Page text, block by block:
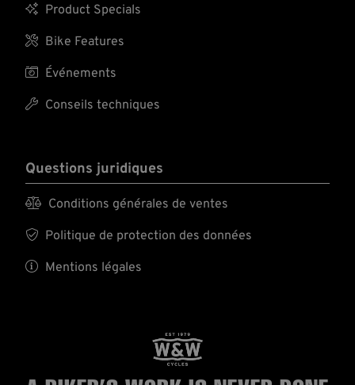
 Product Specials
 Bike Features
 Événements
 Conseils techniques
Questions juridiques
 Conditions générales de ventes
 Politique de protection des données
 Mentions légales